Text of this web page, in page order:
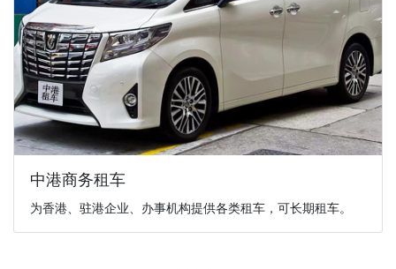
中港商务租车
为香港、驻港企业、办事机构提供各类租车，可长期租车。